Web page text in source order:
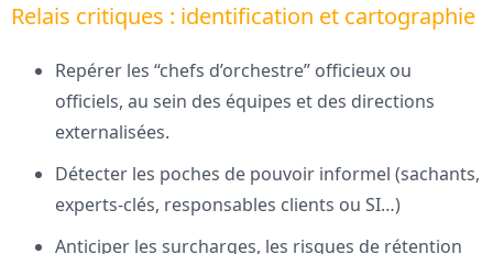
Relais critiques : identification et cartographie
Repérer les “chefs d’orchestre” officieux ou
officiels, au sein des équipes et des directions
externalisées.
Détecter les poches de pouvoir informel (sachants,
experts-clés, responsables clients ou SI…)
Anticiper les surcharges, les risques de rétention